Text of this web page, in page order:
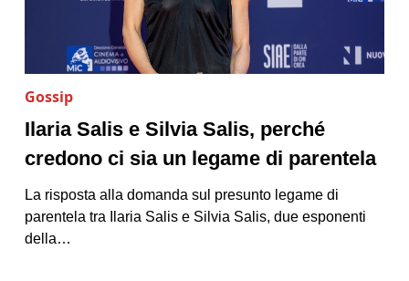
Gossip
Ilaria Salis e Silvia Salis, perché
credono ci sia un legame di parentela
La risposta alla domanda sul presunto legame di
parentela tra Ilaria Salis e Silvia Salis, due esponenti
della…